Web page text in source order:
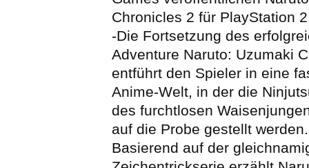
Chronicles 2 für PlayStation
-Die Fortsetzung des
Adventure Naruto: Uzumaki
entführt den Spieler in eine
Anime-Welt, in der die
des furchtlosen
auf die Probe gestellt werden.
Basierend auf der